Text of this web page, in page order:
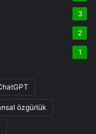
3
2
1
özgürlük